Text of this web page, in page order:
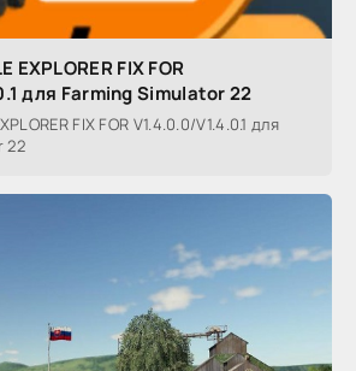
EXPLORER FIX FOR
для Farming Simulator 22
FIX FOR V1.4.0.0/V1.4.0.1 для
22